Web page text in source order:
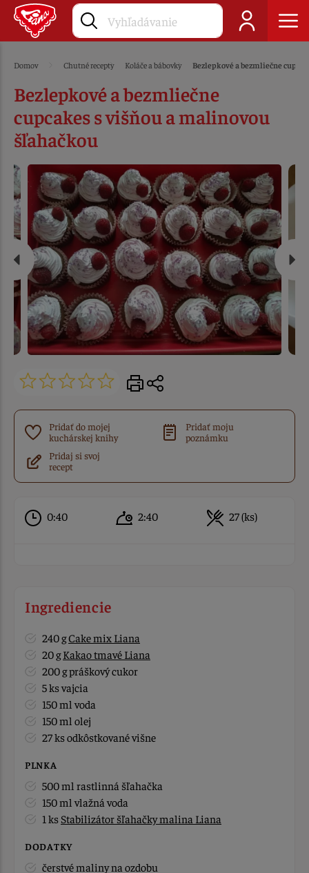
Domov Chutné recepty Koláče a bábovky Bezlepkové a bezmliečne
Bezlepkové a bezmliečne
cupcakes s višňou a malinovou
šľahačkou
Pridať do mojej
kuchárskej knihy
Pridať moju
poznámku
Pridaj si svoj
recept
0:40 2:40 27 (ks)
Ingrediencie
240 gCake mix Liana
20 gKakao tmavé Liana
200 g práškový cukor
5 ks vajcia
150 ml voda
150 ml olej
27 ks odkôstkované višne
PLNKA
500 ml rastlinná šľahačka
150 ml vlažná voda
1 ks Stabilizátor šľahačky malina Liana
DODATKY
čerstvé maliny na ozdobu